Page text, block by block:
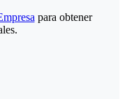
para obtener